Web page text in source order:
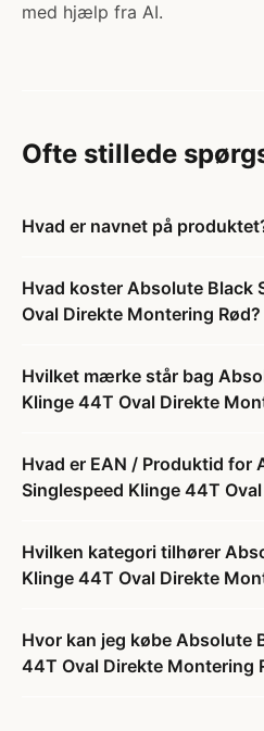
med hjælp fra AI.
Ofte stillede
Hvad er navnet på
Hvad koster Absolute Black
Oval Direkte Montering Rød?
Hvilket mærke står bag
Klinge 44T Oval Direkte
Hvad er EAN / Produktid for
Singlespeed Klinge 44T
Hvilken kategori tilhører
Klinge 44T Oval Direkte
Hvor kan jeg købe Absolute
44T Oval Direkte Montering